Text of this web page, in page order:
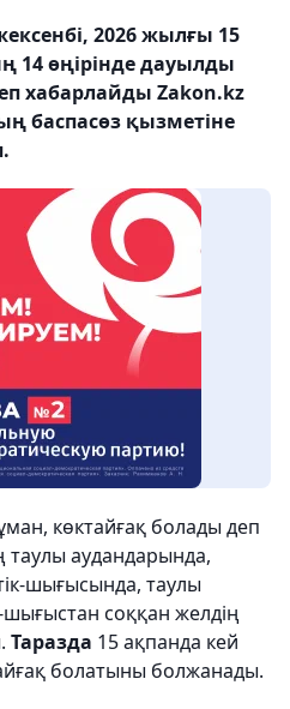
2026 жылғы 15
14 өңірінде дауылды
хабарлайды Zakon.kz
баспасөз қызметіне
көктайғақ болады деп
таулы аудандарында,
шығысында, таулы
шығыстан соққан желдің
Таразда 15 ақпанда кей
болатыны болжанады.